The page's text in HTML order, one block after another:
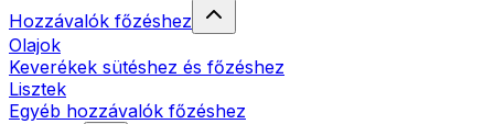
Hozzávalók főzéshez
Olajok
Keverékek sütéshez és főzéshez
Lisztek
Egyéb hozzávalók főzéshez